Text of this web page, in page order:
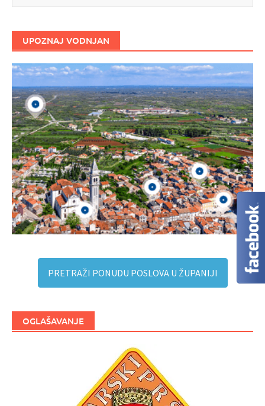
UPOZNAJ VODNJAN
PRETRAŽI PONUDU POSLOVA U ŽUPANIJI
OGLAŠAVANJE